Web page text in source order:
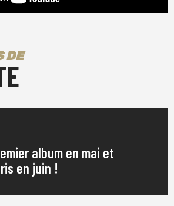
partie des Pixies et a été la tête
tournait pas, Foote travaillait avec
lauréat d'un Grammy
figure de la pop, et Sarah
hotties. La collaboration avec une
et stimulé Foote, et le travail qui en
stylistique. I am the Dog est un
DE
album en mai et
en juin !